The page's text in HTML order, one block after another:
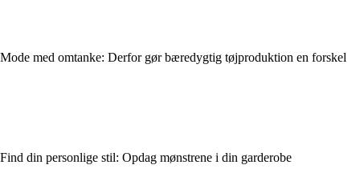
Mode med omtanke: Derfor gør bæredygtig tøjproduktion en forskel
Find din personlige stil: Opdag mønstrene i din garderobe